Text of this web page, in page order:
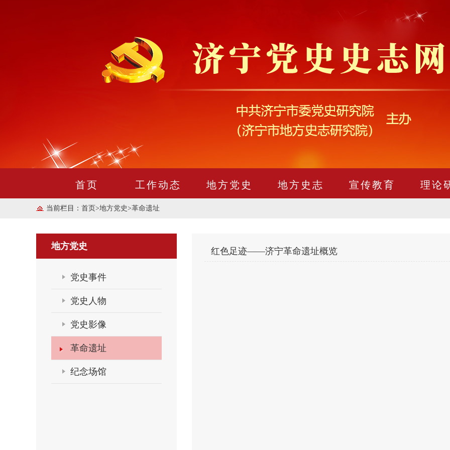
首页 工作动态 地方党史 地方史志 宣传教育 理论
当前栏目： 首页>地方党史>革命遗址
地方党史
党史事件
党史人物
党史影像
革命遗址
纪念场馆
红色足迹——济宁革命遗址概览